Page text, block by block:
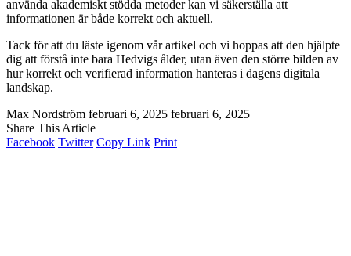
använda akademiskt stödda metoder kan vi säkerställa att
informationen är både korrekt och aktuell.
Tack för att du läste igenom vår artikel och vi hoppas att den hjälpte
dig att förstå inte bara Hedvigs ålder, utan även den större bilden av
hur korrekt och verifierad information hanteras i dagens digitala
landskap.
Max Nordström februari 6, 2025 februari 6, 2025
Share This Article
Facebook Twitter Copy Link Print